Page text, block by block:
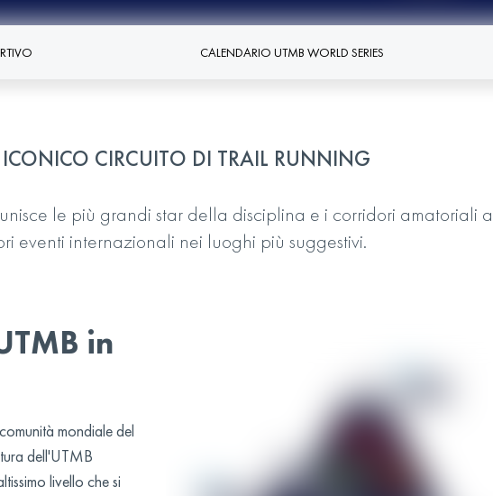
CALENDARIO UTMB WORLD SERIES
ICONICO CIRCUITO DI TRAIL RUNNING
le più grandi star della disciplina e i corridori amatoriali
eventi internazionali nei luoghi più suggestivi.
in
mondiale del
dell'UTMB
livello che si